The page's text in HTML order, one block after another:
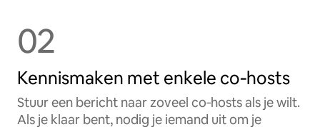
02
Kennismaken met enkele co‑hosts
Stuur een bericht naar zoveel co‑hosts als je wilt.
Als je klaar bent, nodig je iemand uit om je